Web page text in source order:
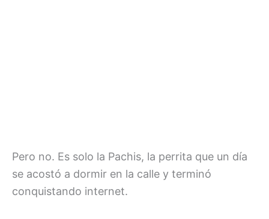
Pero no. Es solo la Pachis, la perrita que un día
se acostó a dormir en la calle y terminó
conquistando internet.